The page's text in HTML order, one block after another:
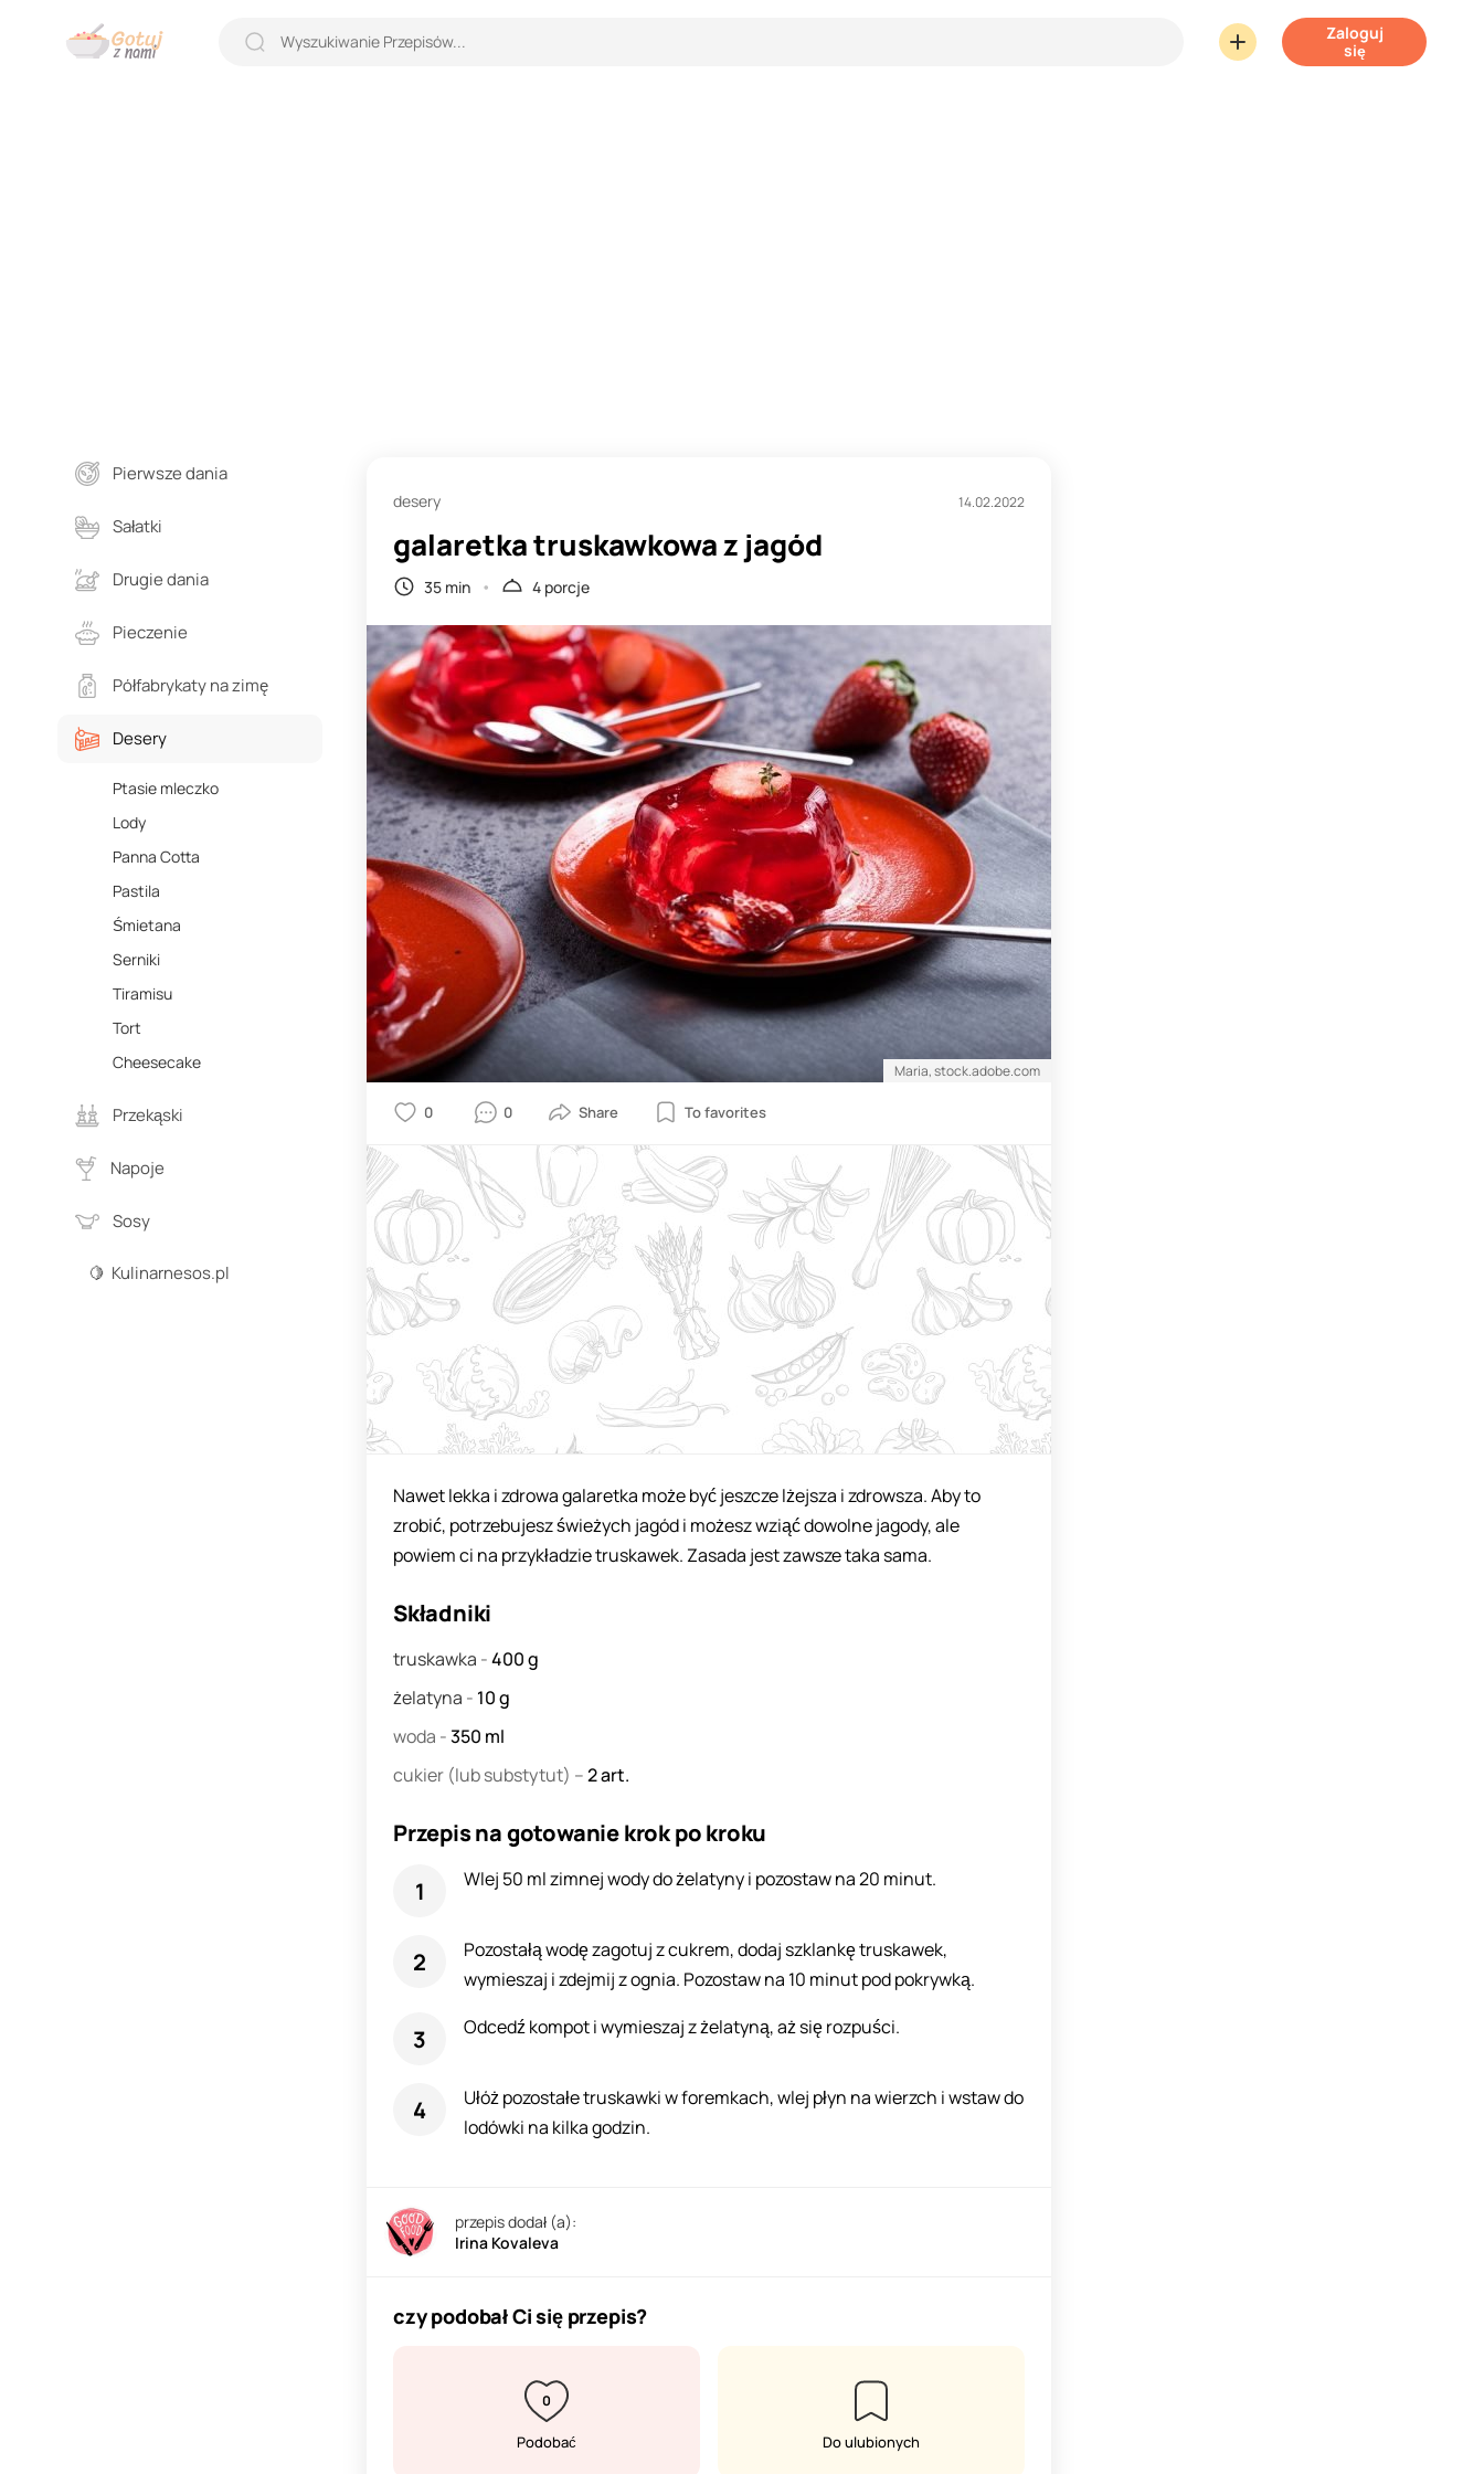
Zaloguj
się
Pierwsze dania
Sałatki
Drugie dania
Pieczenie
Półfabrykaty na zimę
Desery
Ptasie mleczko
Lody
Panna Cotta
Pastila
Śmietana
Serniki
Tiramisu
Tort
Cheesecake
Przekąski
Napoje
Sosy
🍋 Kulinarnesos.pl
desery 14.02.2022
galaretka truskawkowa z jagód
35 min 4 porcje
Maria, stock.adobe.com
0 0
Nawet lekka i zdrowa galaretka może być jeszcze lżejsza i zdrowsza. Aby to
zrobić, potrzebujesz świeżych jagód i możesz wziąć dowolne jagody, ale
powiem ci na przykładzie truskawek. Zasada jest zawsze taka sama.
Składniki
truskawka -400g
żelatyna - 10g
woda -350 ml
cukier (lub substytut) –2art.
Przepis na gotowanie krok po kroku
Wlej 50 ml zimnej wody do żelatyny i pozostaw na 20 minut.
Pozostałą wodę zagotuj z cukrem, dodaj szklankę truskawek,
wymieszaj i zdejmij z ognia. Pozostaw na 10 minut pod pokrywką.
Odcedź kompot i wymieszaj z żelatyną, aż się rozpuści.
Ułóż pozostałe truskawki w foremkach, wlej płyn na wierzch i wstaw do
lodówki na kilka godzin.
przepis dodał (a):
Irina Kovaleva
czy podobał Ci się przepis?
0
Podobać Do ulubionych